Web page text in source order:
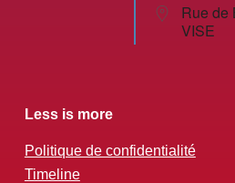
Rue de
VISE
Less is more
Politique de confidentialité
Timeline